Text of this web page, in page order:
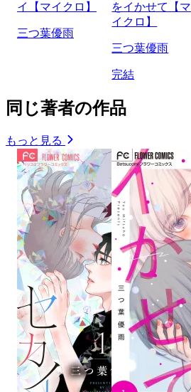
イ【マイクロ】
三つ葉優雨
をイかせて【マ
イクロ】
三つ葉優雨
完結
同じ著者の作品
もっと見る